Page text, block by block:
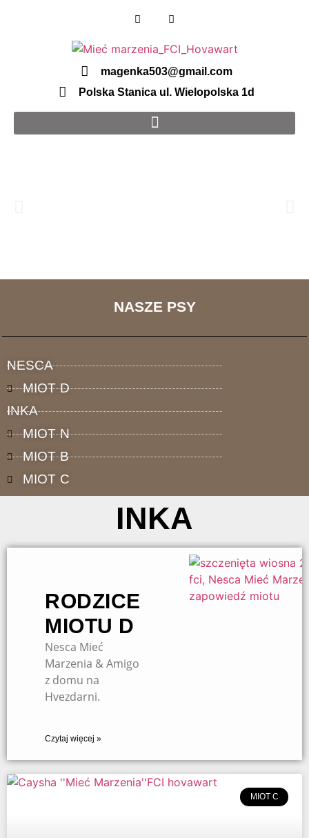
magenka503@gmail.com
Polska Stanica ul. Wielopolska 1d
NASZE PSY
NESCA
MIOT D
INKA
MIOT N
MIOT B
MIOT C
INKA
RODZICE
MIOTU D
Nesca Mieć
Marzenia & Amigo
z domu na
Hvezdarni.
Czytaj więcej »
MIOT C